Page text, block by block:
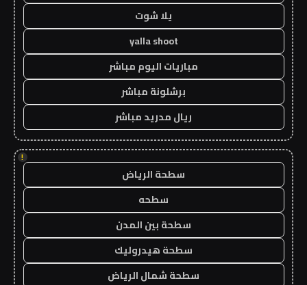
يلا شوت
yalla shoot
مباريات اليوم مباشر
برشلونة مباشر
ريال مدريد مباشر
!
سطحة الرياض
سطحه
سطحة بين المدن
سطحة هيدروليك
سطحة شمال الرياض